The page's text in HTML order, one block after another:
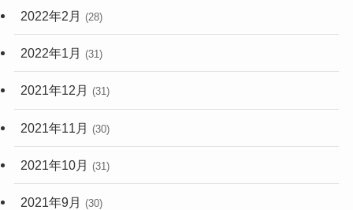
2022年2月 (28)
2022年1月 (31)
2021年12月 (31)
2021年11月 (30)
2021年10月 (31)
2021年9月 (30)